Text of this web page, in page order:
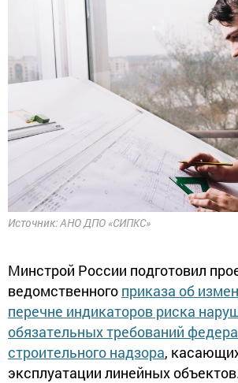
Источник: АНО ДПО «СИПКС»
Минстрой России подготовил
ведомственного приказа об
перечне индикаторов риска
обязательных требований
строительного надзора,
эксплуатации линейных